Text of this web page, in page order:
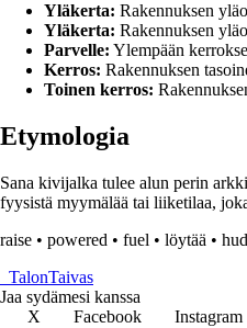
Yläkerta: Rakennuksen
Yläkerta: Rakennuksen
Parvelle: Ylempään
Kerros: Rakennuksen
Toinen kerros:
Etymologia
Sana kivijalka tulee alun perin
fyysistä myymälää tai liiketilaa,
raise • powered • fuel • löytää •
TalonTaivas
Jaa sydämesi kanssa
X
Facebook Instagram